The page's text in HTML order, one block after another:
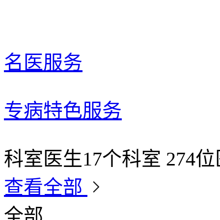
名医服务
专病特色服务
科室医生17个科室 274
查看全部